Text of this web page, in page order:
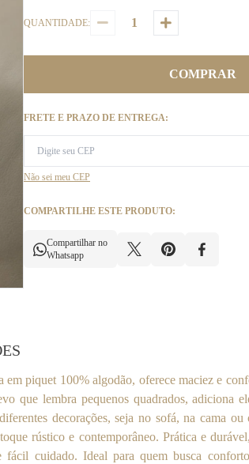
QUANTIDADE:
COMPRAR
FRETE E PRAZO DE ENTREGA:
Não sei meu CEP
COMPARTILHE ESTE PRODUTO:
Compartilhar no
Whatsapp
em piquet 100% algodão, oferece maciez e
que lembra pequenos quadrados, adiciona
decorações, seja no sofá, na cama ou
rústico e contemporâneo. Prática e
fácil cuidado. Ideal para quem busca